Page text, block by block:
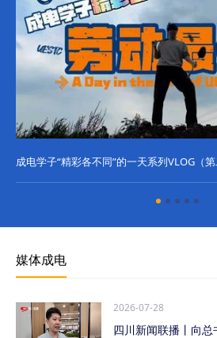
成电学子“精彩各不同”的一天系列VLOG（第
媒体成电
2026-07-28
四川新闻联播丨向总